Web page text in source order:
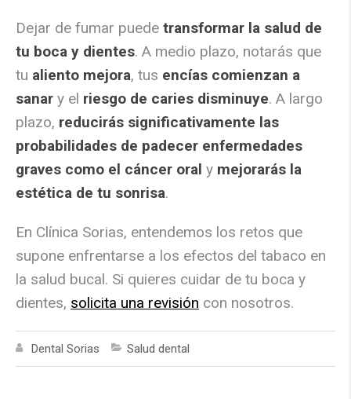
Dejar de fumar puede transformar la salud de
tu boca y dientes. A medio plazo, notarás que
tu aliento mejora, tus encías comienzan a
sanar y el riesgo de caries disminuye. A largo
plazo, reducirás significativamente las
probabilidades de padecer enfermedades
graves como el cáncer oral y mejorarás la
estética de tu sonrisa.
En Clínica Sorias, entendemos los retos que
supone enfrentarse a los efectos del tabaco en
la salud bucal. Si quieres cuidar de tu boca y
dientes, solicita una revisión con nosotros.
Dental Sorias Salud dental